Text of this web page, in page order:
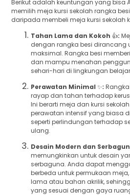
Berikut adalah keuntungan yang bisa
memilih meja kursi sekolah rangka
daripada membeli meja kursi sekolah
Tahan Lama dan Kokoh 👍:
dengan rangka besi dirancang
maksimal. Rangka besi
dan mampu menahan
sehari-hari di lingkungan
Perawatan Minimal ✨:
rayap dan tahan terhadap
Ini berarti meja dan kursi
perawatan intensif yang biasa
seperti perlindungan terhadap
ulang.
Desain Modern dan
memungkinkan untuk desain
serbaguna. Anda dapat
berbeda untuk permukaan
lama atau bahan akrilik,
yang sesuai dengan gaya